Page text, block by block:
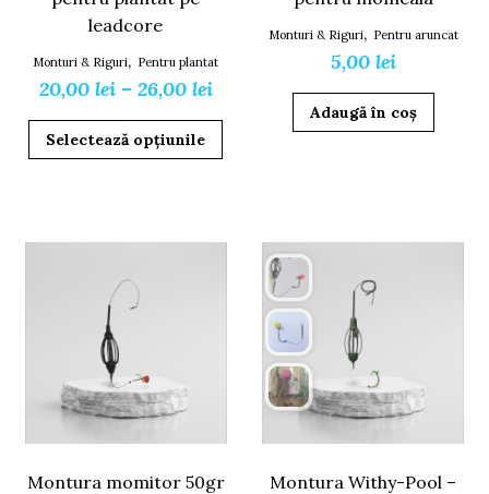
leadcore
Monturi & Riguri, Pentru plantat
20,00 lei – 26,00 leiInterval
de
la
26,00 lei
Selectează opțiunile
Acest
variații.
Opțiunile
pagina
produsului.
Monturi & Riguri, Pentru aruncat
5,00 lei
Adaugă în coș
Montura momitor 50gr
Montura Withy-Pool –